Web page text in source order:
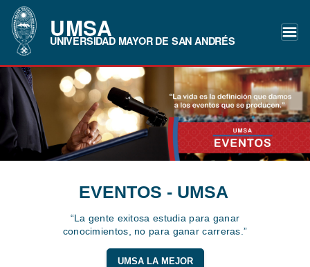
UMSA
UNIVERSIDAD MAYOR DE SAN ANDRÉS
EVENTOS - UMSA
“La gente exitosa estudia para ganar
conocimientos, no para ganar carreras.”
UMSA LA MEJOR